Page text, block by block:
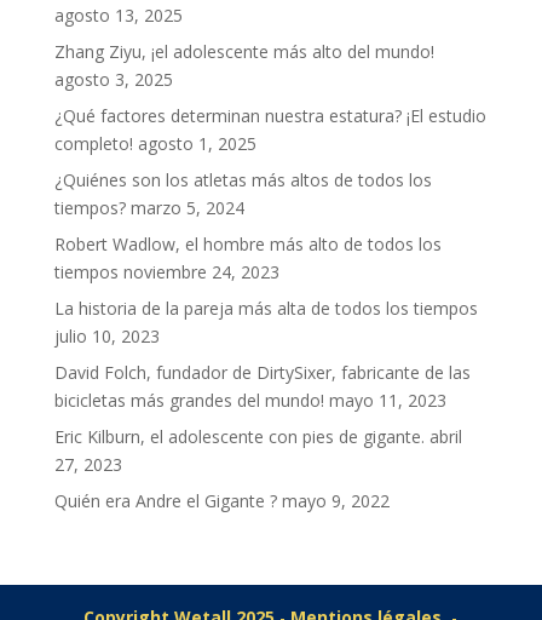
agosto 13, 2025
Zhang Ziyu, ¡el adolescente más alto del mundo!
agosto 3, 2025
¿Qué factores determinan nuestra estatura? ¡El estudio
completo! agosto 1, 2025
¿Quiénes son los atletas más altos de todos los
tiempos? marzo 5, 2024
Robert Wadlow, el hombre más alto de todos los
tiempos noviembre 24, 2023
La historia de la pareja más alta de todos los tiempos
julio 10, 2023
David Folch, fundador de DirtySixer, fabricante de las
bicicletas más grandes del mundo! mayo 11, 2023
Eric Kilburn, el adolescente con pies de gigante. abril
27, 2023
Quién era Andre el Gigante ? mayo 9, 2022